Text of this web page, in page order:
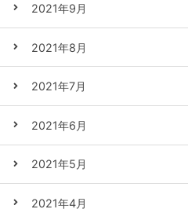
2021年9月
2021年8月
2021年7月
2021年6月
2021年5月
2021年4月